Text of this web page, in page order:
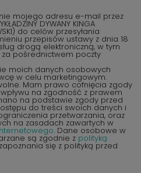
mojego adresu e-mail przez
DYWANY KINGA
do celów przesyłania
przepisów ustawy z dnia 18
drogą elektroniczną, w tym
pośrednictwem poczty
moich danych osobowych
w celu marketingowym.
Mam prawo cofnięcia zgody
na zgodność z prawem
na podstawie zgody przed
do treści swoich danych i
przetwarzania, oraz
na zasadach zawartych w
. Dane osobowe w
są zgodnie z polityką
się z polityką przed